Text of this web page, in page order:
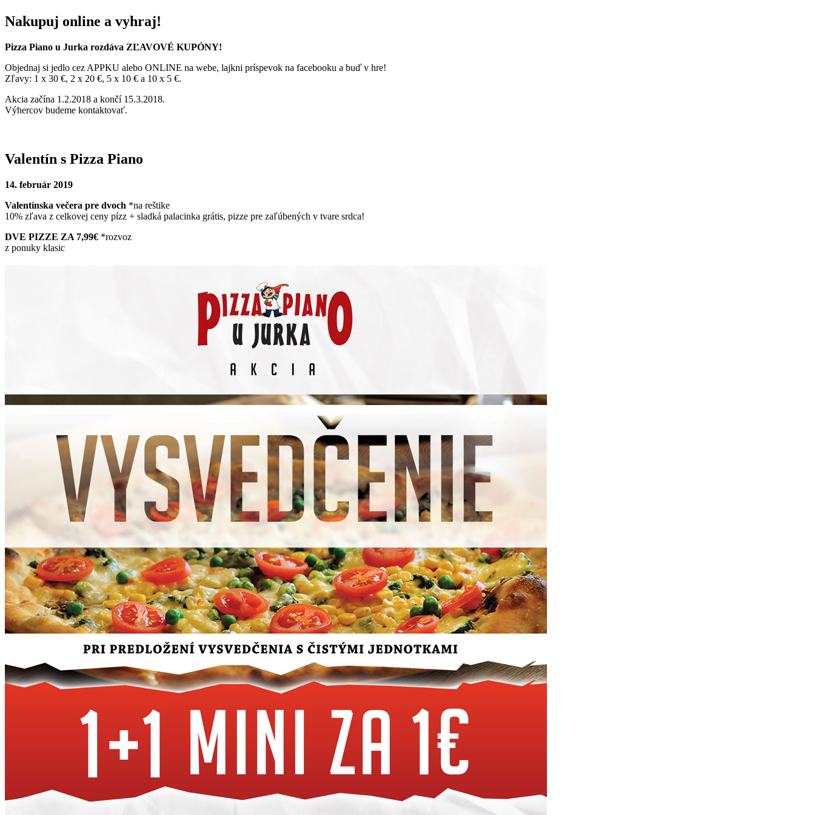
Nakupuj online a vyhraj!
Pizza Piano u Jurka rozdáva ZĽAVOVÉ KUPÓNY!
Objednaj si jedlo cez APPKU alebo ONLINE na webe, lajkni príspevok na facebooku a buď v hre!
Zľavy: 1 x 30 €, 2 x 20 €, 5 x 10 € a 10 x 5 €.
Akcia začína 1.2.2018 a končí 15.3.2018.
Výhercov budeme kontaktovať.
Valentín s Pizza Piano
14. február 2019
Valentínska večera pre dvoch *na reštike
10% zľava z celkovej ceny pízz + sladká palacinka grátis, pizze pre zaľúbených v tvare srdca!
DVE PIZZE ZA 7,99€ *rozvoz
z ponuky klasic